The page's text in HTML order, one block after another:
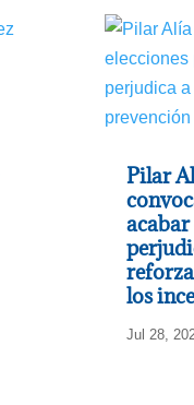
Pilar
acabar
los
Jul 28,